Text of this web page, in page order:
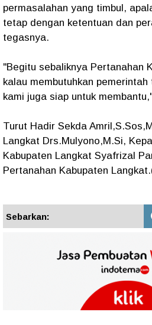
permasalahan yang timbul,
tetap dengan ketentuan dan
tegasnya.
"Begitu sebaliknya Pertanahan
kalau membutuhkan
kami juga siap untuk
Turut Hadir Sekda
Langkat Drs.Mulyono,M.Si,
Kabupaten Langkat Syafrizal
Pertanahan Kabupaten
Sebarkan: